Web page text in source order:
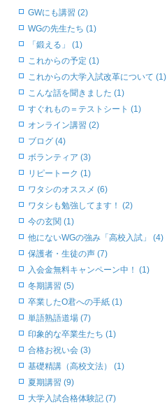
GWにも講習 (2)
WGの先生たち (1)
「鍛える」 (1)
これからの予定 (1)
これからの大学入試改革について (1)
こんな話を聞きました (1)
すぐれもの＝テストシート (1)
オンライン講習 (2)
ブログ (4)
ボランティア (3)
リピートーク (1)
ワタシのオススメ (6)
ワタシも勉強してます！ (2)
今の玄関 (1)
他にないWGの強み「高校入試」 (4)
保護者・生徒の声 (7)
入会金無料キャンペーン中！ (1)
冬期講習 (5)
卒業したO君への手紙 (1)
単語熟語道場 (7)
印象的な卒業生たち (1)
合格お祝い会 (3)
基礎精講（高校文法） (1)
夏期講習 (9)
大学入試合格体験記 (7)